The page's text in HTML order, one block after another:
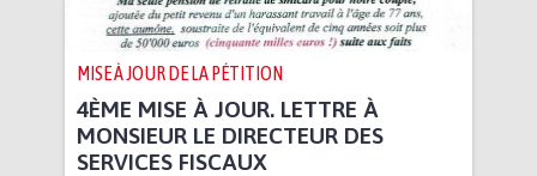
MISE À JOUR DE LA PÉTITION
4ÈME MISE À JOUR. LETTRE À
MONSIEUR LE DIRECTEUR DES
SERVICES FISCAUX